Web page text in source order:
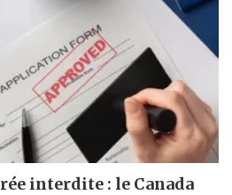
interdite : le Canada